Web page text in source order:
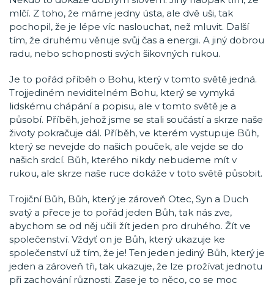
mlčí. Z toho, že máme jedny ústa, ale dvě uši, tak
pochopil, že je lépe víc naslouchat, než mluvit. Další
tím, že druhému věnuje svůj čas a energii. A jiný dobrou
radu, nebo schopnosti svých šikovných rukou.
Je to pořád příběh o Bohu, který v tomto světě jedná.
Trojjediném neviditelném Bohu, který se vymyká
lidskému chápání a popisu, ale v tomto světě je a
působí. Příběh, jehož jsme se stali součástí a skrze naše
životy pokračuje dál. Příběh, ve kterém vystupuje Bůh,
který se nevejde do našich pouček, ale vejde se do
našich srdcí. Bůh, kterého nikdy nebudeme mít v
rukou, ale skrze naše ruce dokáže v toto světě působit.
Trojiční Bůh, Bůh, který je zároveň Otec, Syn a Duch
svatý a přece je to pořád jeden Bůh, tak nás zve,
abychom se od něj učili žít jeden pro druhého. Žít ve
společenství. Vždyť on je Bůh, který ukazuje ke
společenství už tím, že je! Ten jeden jediný Bůh, který je
jeden a zároveň tři, tak ukazuje, že lze prožívat jednotu
při zachování různosti. Zase je to něco, co se moc